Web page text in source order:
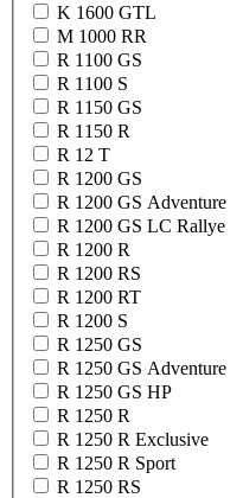
K 1600 GTL
M 1000 RR
R 1100 GS
R 1100 S
R 1150 GS
R 1150 R
R 12 T
R 1200 GS
R 1200 GS Adventure
R 1200 GS LC Rallye
R 1200 R
R 1200 RS
R 1200 RT
R 1200 S
R 1250 GS
R 1250 GS Adventure
R 1250 GS HP
R 1250 R
R 1250 R Exclusive
R 1250 R Sport
R 1250 RS